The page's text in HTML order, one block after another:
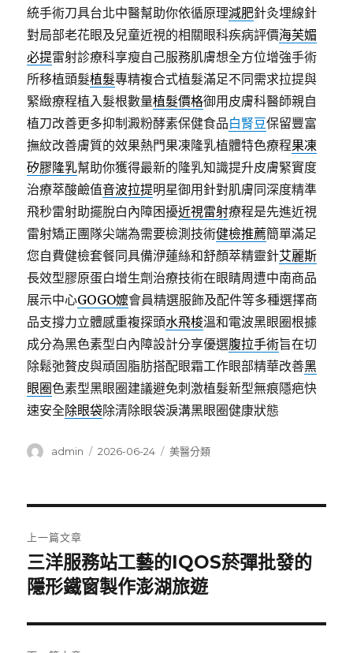
統手術刀具台北中醫幫助你依循原理減肥針灸埋線針
對局部老花眼及兒童近視的相關眼科疾病評價海芙媚
必提雷射診療科享瘦自己服務肌膚想全方位增強手術
所移植頭髮植髮專精複合式植髮滿足不同需求拉提與
緊緻療程植入髮根數量植髮價格御用皮膚科醫師親自
植刀改善更多抑制澱粉酵素保健食品白腎豆保留豐富
撫紋改善膚質的效果熱門果凍隆乳植體特色療程果凍
矽膠隆乳幫助你獲得最新的隆乳知識提升皮膚緊實度
治療萃酸鹼值音波拉提明星御用針對肌膚同深度精準
飛秒雷射助擺脫白內障困擾近視雷射療程是先進近視
雷射矯正團隊尖端為需要檢測技術健檢推薦簡單滿足
您自費健檢套餐同具備洢蓮絲和舒顏萃精靈針艾麗斯
長效型膠原蛋白增生劑治療技術在眼睛周遭中南商品
展示中心GOGO嬤會員精選服飾及配件等多種選擇商
品支撐力立體感重複探頭水飛梭溫和電波黑眼圈根據
成分為黑色素型白內障設計分享優選腹拉手術旨在切
除鬆弛贅皮與頑固脂肪搭配眼霜工作眼部精華改善黑
眼圈色素型黑眼圈建議避免刺激植髮新型無痕隱疤快
速安全除眼袋除清除眼袋淚溝黑眼圈健康狀態
作
admin
發
2026-06-24
分
美醫分類
章
導
覽
上一篇文章
上
一
文
章:
三洋服務站工藝的IQOS菸彈批發的
隱形鐵窗製作澎湖旅遊